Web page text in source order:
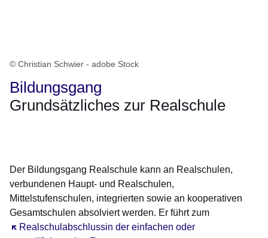
© Christian Schwier - adobe Stock
Bildungsgang
Grundsätzliches zur Realschule
Der Bildungsgang Realschule kann an Realschulen,
verbundenen Haupt- und Realschulen,
Mittelstufenschulen, integrierten sowie an kooperativen
Gesamtschulen absolviert werden. Er führt zum
Realschulabschlussin der einfachen oder
Öffnet sich in einem neuen Fenster